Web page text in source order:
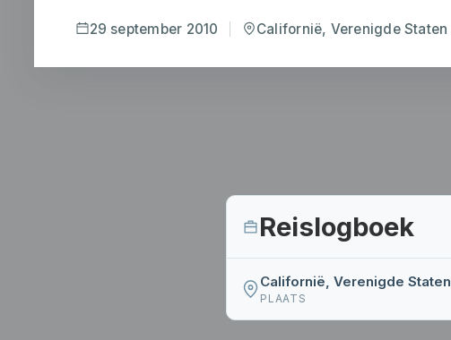
29 september 2010 Californië, Verenigde Staten
Reislogboek
Californië, Verenigde Staten
PLAATS